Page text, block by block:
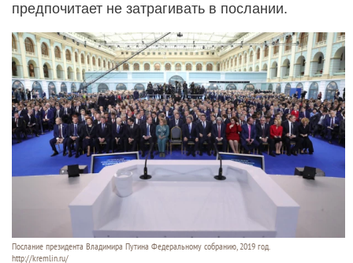
предпочитает не затрагивать в послании.
Послание президента Владимира Путина Федеральному собранию, 2019 год.
http://kremlin.ru/